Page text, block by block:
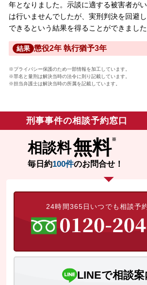
年となりました。示談に適する被害者が
は行いませんでしたが、実刑判決を回避
できるという結果を得ることができました
結果 懲役2年 執行猶予3年
※プライバシー保護のため一部情報を加工しています。
※罪名と量刑は解決当時の法令に則り記載しています。
※担当弁護士は解決当時の所属を記載しています。
刑事事件の相談予約窓口
相談料無料
毎日約100件のお問合せ！
24時間365日いつでも相談予
LINEで相談案